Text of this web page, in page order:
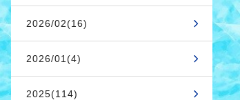
2026/02(16)
2026/01(4)
2025(114)